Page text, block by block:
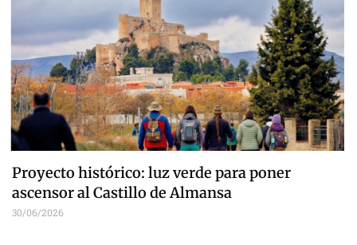
Proyecto histórico: luz verde para poner
ascensor al Castillo de Almansa
30/06/2026